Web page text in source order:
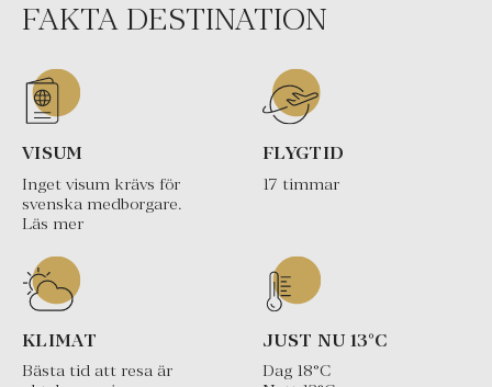
FAKTA DESTINATION
VISUM
Inget visum krävs för
svenska medborgare.
Läs mer
FLYGTID
17 timmar
KLIMAT
Bästa tid att resa är
JUST NU 13°C
Dag 18°C